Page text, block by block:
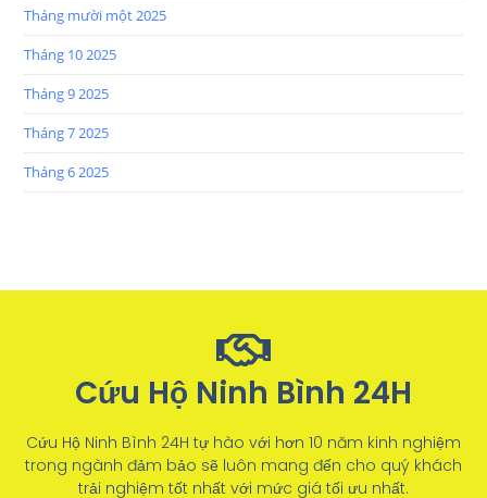
Tháng mười một 2025
Tháng 10 2025
Tháng 9 2025
Tháng 7 2025
Tháng 6 2025
Cứu Hộ Ninh Bình 24H
Cứu Hộ Ninh Bình 24H tự hào với hơn 10 năm kinh nghiệm
trong ngành đảm bảo sẽ luôn mang đến cho quý khách
trải nghiệm tốt nhất với mức giá tối ưu nhất.